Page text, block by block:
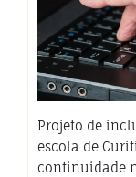
Projeto de
escola de
continuidade